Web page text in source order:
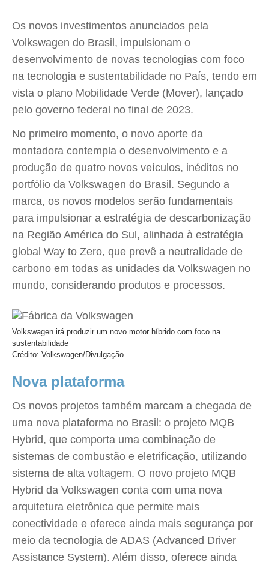
Os novos investimentos anunciados pela
Volkswagen do Brasil, impulsionam o
desenvolvimento de novas tecnologias com foco
na tecnologia e sustentabilidade no País, tendo em
vista o plano Mobilidade Verde (Mover), lançado
pelo governo federal no final de 2023.
No primeiro momento, o novo aporte da
montadora contempla o desenvolvimento e a
produção de quatro novos veículos, inéditos no
portfólio da Volkswagen do Brasil. Segundo a
marca, os novos modelos serão fundamentais
para impulsionar a estratégia de descarbonização
na Região América do Sul, alinhada à estratégia
global Way to Zero, que prevê a neutralidade de
carbono em todas as unidades da Volkswagen no
mundo, considerando produtos e processos.
Volkswagen irá produzir um novo motor híbrido com foco na
sustentabilidade
Crédito: Volkswagen/Divulgação
Nova plataforma
Os novos projetos também marcam a chegada de
uma nova plataforma no Brasil: o projeto MQB
Hybrid, que comporta uma combinação de
sistemas de combustão e eletrificação, utilizando
sistema de alta voltagem. O novo projeto MQB
Hybrid da Volkswagen conta com uma nova
arquitetura eletrônica que permite mais
conectividade e oferece ainda mais segurança por
meio da tecnologia de ADAS (Advanced Driver
Assistance System). Além disso, oferece ainda